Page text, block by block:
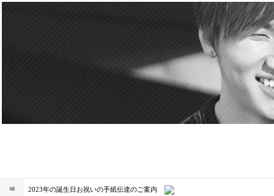
68 2023年の誕生日お祝いの手紙伝達のご案内